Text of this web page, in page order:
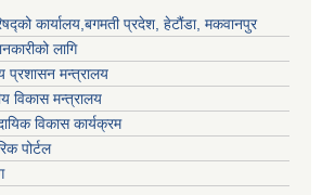
कार्यालय,बगमती प्रदेश, हेटौंडा, मकवानपुर
लागि
प्रशासन मन्त्रालय
विकास मन्त्रालय
विकास कार्यक्रम
पोर्टल